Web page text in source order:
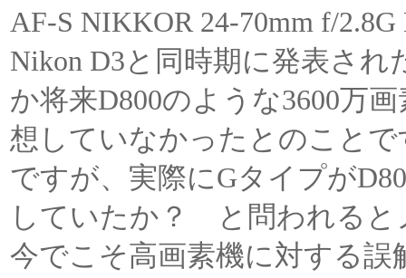
AF-S NIKKOR 24-70mm f/
Nikon D3と同時期に発表さ
か将来D800のような3600万
想していなかったとのことで
ですが、実際にGタイプが
していたか？ と問われると
今でこそ高画素機に対する